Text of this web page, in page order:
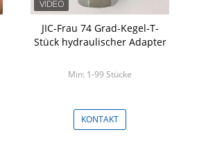
JIC-Frau 74 Grad-Kegel-T-
Stück hydraulischer Adapter
Min: 1-99 Stücke
KONTAKT